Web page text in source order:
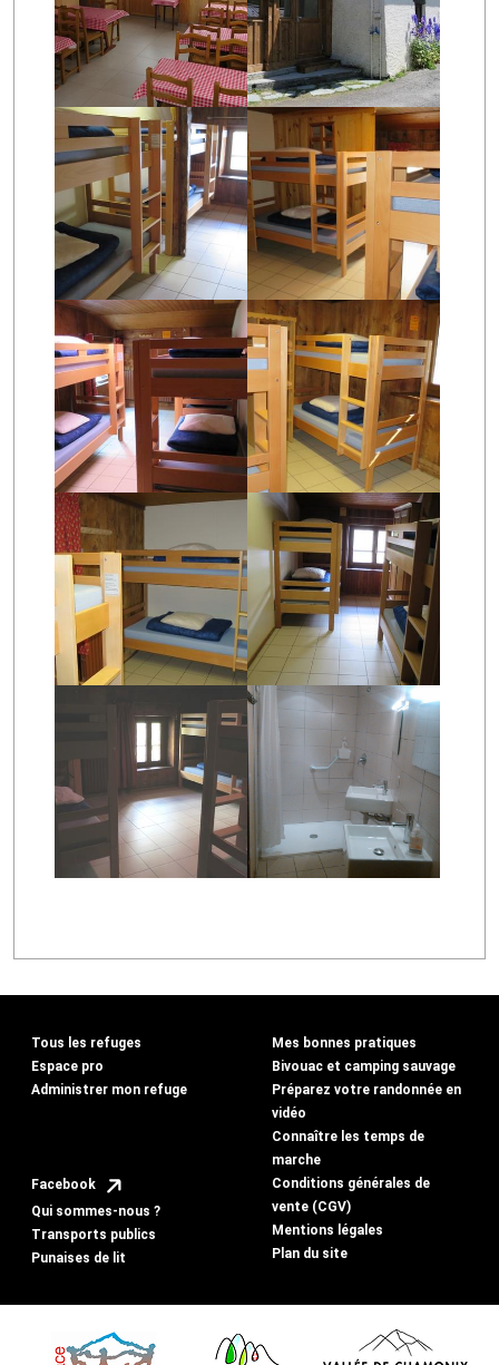
Tous les refuges
Espace pro
Administrer mon refuge
Mes bonnes pratiques
Bivouac et camping sauvage
Préparez votre randonnée en
vidéo
Connaître les temps de
marche
Facebook
Qui sommes-nous ?
Transports publics
Punaises de lit
Conditions générales de
vente (CGV)
Mentions légales
Plan du site